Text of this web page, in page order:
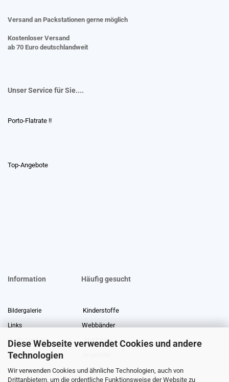
Diese Webseite verwendet Cookies und andere
Technologien
Wir verwenden Cookies und ähnliche Technologien, auch von
Drittanbietern, um die ordentliche Funktionsweise der Website zu
Versand an Packstationen gerne möglich
Kostenloser Versand
ab 70 Euro deutschlandweit
Unser Service für Sie....
Porto-Flatrate !!
Top-Angebote
Information Häufig gesucht
Bildergalerie Kinderstoffe
Links Webbänder
Stoffe Lexikon Stoffreste
Über uns
Gewerberabatt Meterware